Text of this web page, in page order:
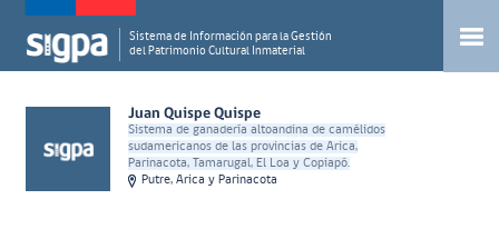
Sistema de Información para la Gestión
del Patrimonio Cultural Inmaterial
Juan Quispe Quispe
Sistema de ganadería altoandina de camélidos
sudamericanos de las provincias de Arica,
Parinacota, Tamarugal, El Loa y Copiapó.
Putre, Arica y Parinacota